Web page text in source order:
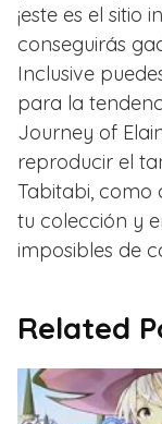
¡este es el sitio
conseguirás
Inclusive
para la
Journey of
reproducir el
Tabitabi, como
tu colección y
imposibles de
Related